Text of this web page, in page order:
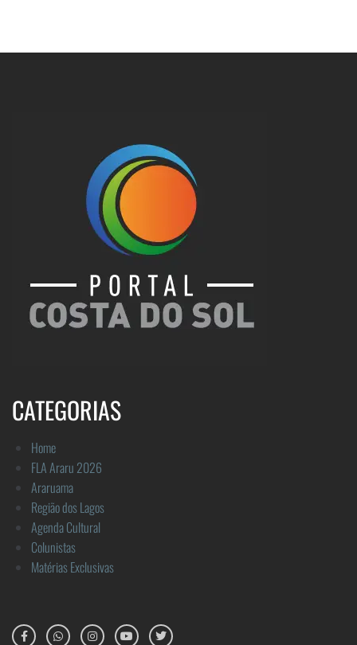
CATEGORIAS
Home
FLA Araru 2026
Araruama
Região dos Lagos
Agenda Cultural
Colunistas
Matérias Exclusivas